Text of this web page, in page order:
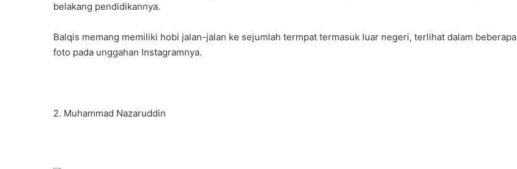
belakang pendidikannya.
Balqis memang memiliki hobi jalan-jalan ke sejumlah termpat termasuk luar negeri, terlihat dalam beberapa
foto pada unggahan Instagramnya.
2. Muhammad Nazaruddin